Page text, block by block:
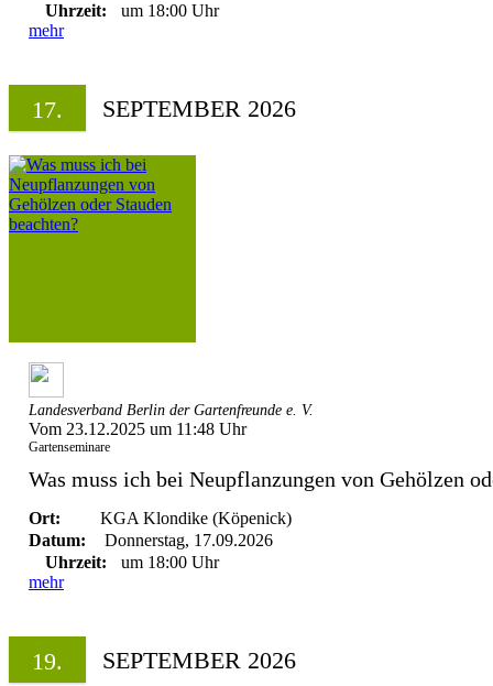
Uhrzeit:
um 18:00 Uhr
mehr
17. SEPTEMBER 2026
Landesverband Berlin der Gartenfreunde e. V.
Vom 23.12.2025 um 11:48 Uhr
Gartenseminare
Was muss ich bei Neupflanzungen von Gehölzen
Ort:
KGA Klondike (Köpenick)
Datum:
Donnerstag, 17.09.2026
Uhrzeit:
um 18:00 Uhr
mehr
19. SEPTEMBER 2026